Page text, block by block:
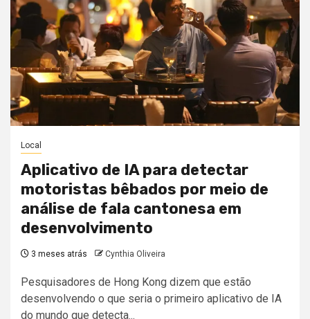
Local
Aplicativo de IA para detectar
motoristas bêbados por meio de
análise de fala cantonesa em
desenvolvimento
3 meses atrás Cynthia Oliveira
Pesquisadores de Hong Kong dizem que estão
desenvolvendo o que seria o primeiro aplicativo de IA
do mundo que detecta...